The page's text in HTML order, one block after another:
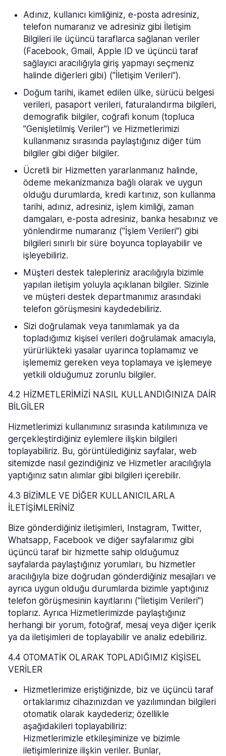
Adınız, kullanıcı kimliğiniz, e-posta adresiniz,
telefon numaranız ve adresiniz gibi İletişim
Bilgileri ile üçüncü taraflarca sağlanan veriler
(Facebook, Gmail, Apple ID ve üçüncü taraf
sağlayıcı aracılığıyla giriş yapmayı seçmeniz
halinde diğerleri gibi) ("İletişim Verileri").
Doğum tarihi, ikamet edilen ülke, sürücü belgesi
verileri, pasaport verileri, faturalandırma bilgileri,
demografik bilgiler, coğrafi konum (topluca
"Genişletilmiş Veriler") ve Hizmetlerimizi
kullanmanız sırasında paylaştığınız diğer tüm
bilgiler gibi diğer bilgiler.
Ücretli bir Hizmetten yararlanmanız halinde,
ödeme mekanizmanıza bağlı olarak ve uygun
olduğu durumlarda, kredi kartınız, son kullanma
tarihi, adınız, adresiniz, işlem kimliği, zaman
damgaları, e-posta adresiniz, banka hesabınız ve
yönlendirme numaranız ("İşlem Verileri") gibi
bilgileri sınırlı bir süre boyunca toplayabilir ve
işleyebiliriz.
Müşteri destek talepleriniz aracılığıyla bizimle
yapılan iletişim yoluyla açıklanan bilgiler. Sizinle
ve müşteri destek departmanımız arasındaki
telefon görüşmesini kaydedebiliriz.
Sizi doğrulamak veya tanımlamak ya da
topladığımız kişisel verileri doğrulamak amacıyla,
yürürlükteki yasalar uyarınca toplamamız ve
işlememiz gereken veya toplamaya ve işlemeye
yetkili olduğumuz zorunlu bilgiler.
4.2 HİZMETLERİMİZİ NASIL KULLANDIĞINIZA DAİR
BİLGİLER
Hizmetlerimizi kullanımınız sırasında katılımınıza ve
gerçekleştirdiğiniz eylemlere ilişkin bilgileri
toplayabiliriz. Bu, görüntülediğiniz sayfalar, web
sitemizde nasıl gezindiğiniz ve Hizmetler aracılığıyla
yaptığınız satın alımlar gibi bilgileri içerebilir.
4.3 BİZİMLE VE DİĞER KULLANICILARLA
İLETİŞİMLERİNİZ
Bize gönderdiğiniz iletişimleri, Instagram, Twitter,
Whatsapp, Facebook ve diğer sayfalarımız gibi
üçüncü taraf bir hizmette sahip olduğumuz
sayfalarda paylaştığınız yorumları, bu hizmetler
aracılığıyla bize doğrudan gönderdiğiniz mesajları ve
ayrıca uygun olduğu durumlarda bizimle yaptığınız
telefon görüşmesinin kayıtlarını ("İletişim Verileri")
toplarız. Ayrıca Hizmetlerimizde paylaştığınız
herhangi bir yorum, fotoğraf, mesaj veya diğer içerik
ya da iletişimleri de toplayabilir ve analiz edebiliriz.
4.4 OTOMATİK OLARAK TOPLADIĞIMIZ KİŞİSEL
VERİLER
Hizmetlerimize eriştiğinizde, biz ve üçüncü taraf
ortaklarımız cihazınızdan ve yazılımından bilgileri
otomatik olarak kaydederiz; özellikle
aşağıdakileri toplayabiliriz:
Hizmetlerimizle etkileşiminize ve bizimle
iletişimlerinize ilişkin veriler. Bunlar,